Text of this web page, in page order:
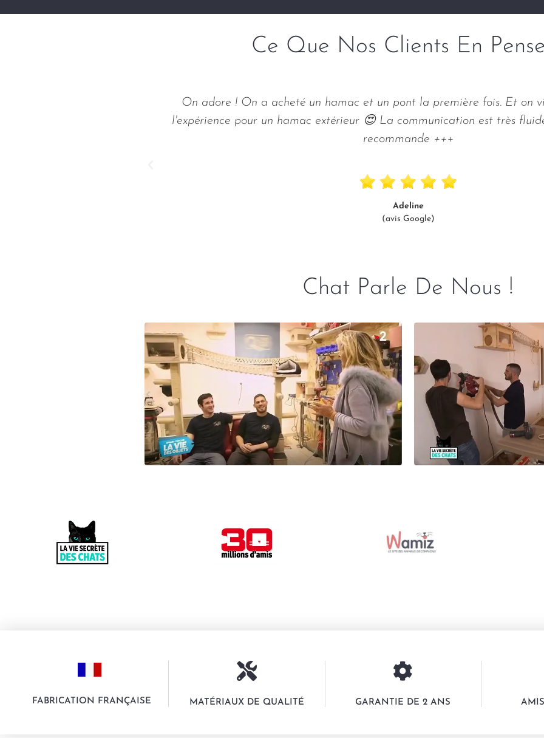
Ce Que Nos Clients En
On adore ! On a acheté un hamac et un pont la première fois. Et on
l'expérience pour un hamac extérieur 😍 La communication est très
recommande +++
Adeline
(avis Google)
Chat Parle De Nous !
FABRICATION FRANÇAISE MATÉRIAUX DE QUALITÉ GARANTIE DE 2 ANS